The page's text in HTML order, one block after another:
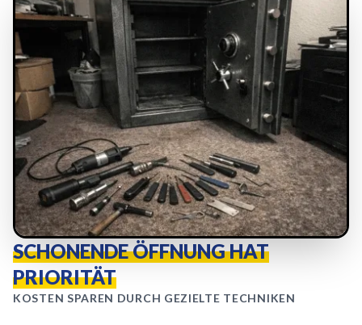
SCHONENDE ÖFFNUNG HAT
PRIORITÄT
KOSTEN SPAREN DURCH GEZIELTE TECHNIKEN